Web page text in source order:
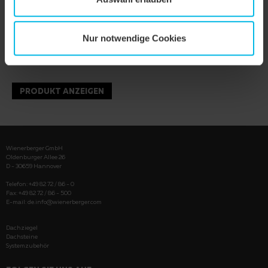
Nur notwendige Cookies
PRODUKT ANZEIGEN
Wienerberger GmbH
Oldenburger Allee 26
D - 30659 Hannover
Telefon: +49 82 72 / 86 - 0
Fax: +49 82 72 / 86 - 500
E-mail: de.info@wienerberger.com
Dachziegel
Dachsteine
Systemzubehör